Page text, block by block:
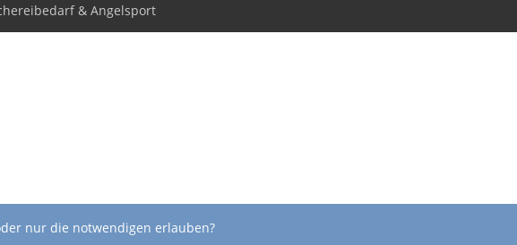
& Angelsport
nur die notwendigen erlauben?